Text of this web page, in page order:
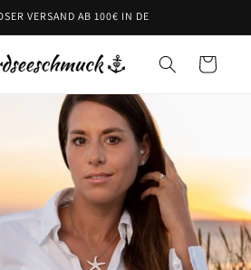
VERSAND AB 100€ IN DE
Warenkorb